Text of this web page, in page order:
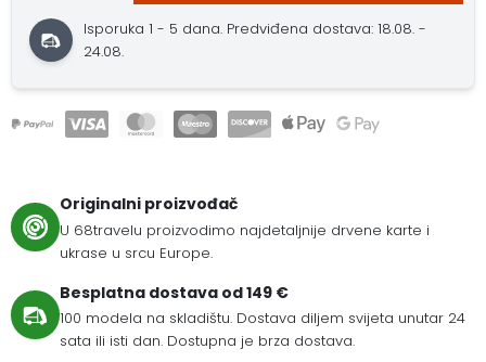
Isporuka 1 - 5 dana. Predviđena dostava: 18.08. -
24.08.
Originalni proizvođač
U 68travelu proizvodimo najdetaljnije drvene karte i
ukrase u srcu Europe.
Besplatna dostava od 149 €
100 modela na skladištu. Dostava diljem svijeta unutar 24
sata ili isti dan. Dostupna je brza dostava.